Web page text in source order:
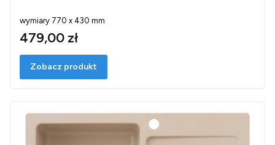
wymiary 770 x 430 mm
479,00 zł
Zobacz produkt